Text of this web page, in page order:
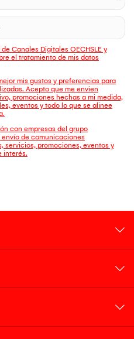
Canales Digitales OECHSLE y
el tratamiento de mis datos
mis gustos y preferencias para
Acepto que me envien
promociones hechas a mi medida,
eventos y todo lo que se alinee
con empresas del grupo
envío de comunicaciones
servicios, promociones, eventos y
interés.